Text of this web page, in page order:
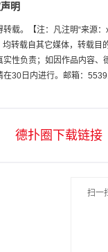
明
载。【注：凡注明“来源
转载自其它媒体，转载目
性负责；如因作品内容、
30日内进行。邮箱：
德扑圈下载链接
扫一